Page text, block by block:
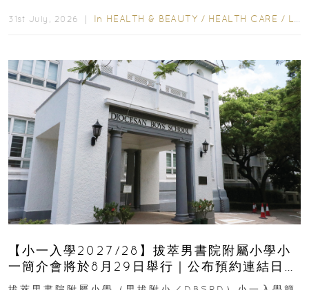
31st July, 2026 ｜ In HEALTH & BEAUTY / HEALTH CARE / LIFESTYLE
【小一入學2027/28】拔萃男書院附屬小學小
一簡介會將於8月29日舉行｜公布預約連結日期
｜更設有網上重溫